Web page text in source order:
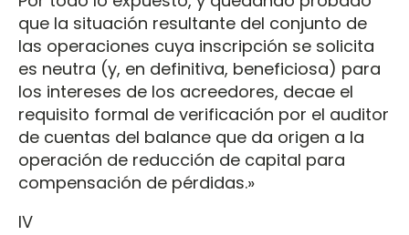
que la situación resultante del conjunto de
las operaciones cuya inscripción se solicita
es neutra (y, en definitiva, beneficiosa) para
los intereses de los acreedores, decae el
requisito formal de verificación por el auditor
de cuentas del balance que da origen a la
operación de reducción de capital para
compensación de pérdidas.»
IV